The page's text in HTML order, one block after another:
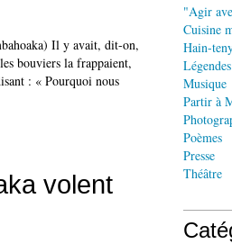
Il y avait, dit-on,
bouviers la frappaient,
: « Pourquoi nous
volent
"Agir
Cuisine
Hain-
Légendes
Musique
Partir à
Poèmes
Presse
Théâtre